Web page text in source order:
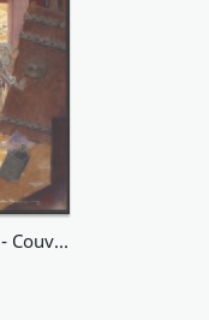
Le vent dans les sables - Couv. T4 - PLESSIX